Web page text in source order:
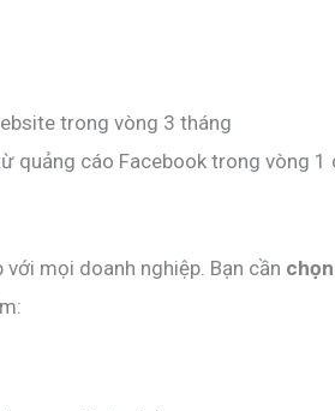
trong vòng 3 tháng
quảng cáo Facebook trong vòng 1
mọi doanh nghiệp. Bạn cần